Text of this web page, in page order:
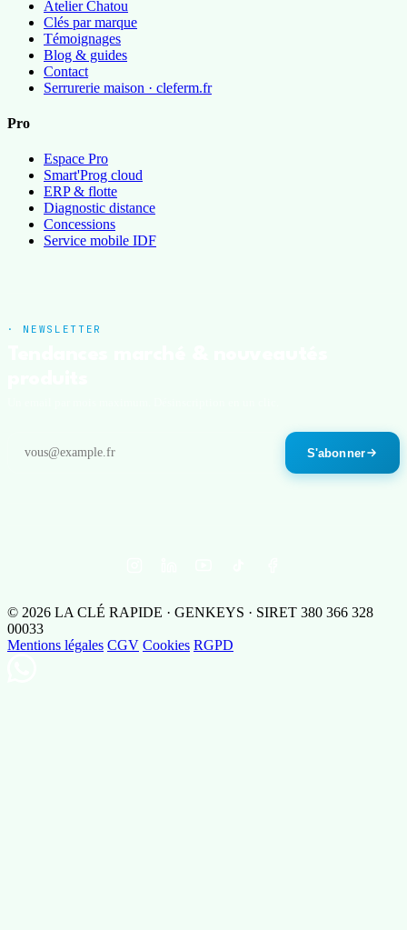
Atelier Chatou
Clés par marque
Témoignages
Blog & guides
Contact
Serrurerie maison · cleferm.fr
Pro
Espace Pro
Smart'Prog cloud
ERP & flotte
Diagnostic distance
Concessions
Service mobile IDF
· NEWSLETTER
S'abonner
© 2026 LA CLÉ RAPIDE · GENKEYS · SIRET 380 366 328
00033
Mentions légales CGV Cookies RGPD